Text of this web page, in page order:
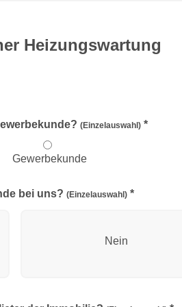
Heizungswartung
(Einzelauswahl) *
Gewerbekunde
bei uns? (Einzelauswahl) *
Nein